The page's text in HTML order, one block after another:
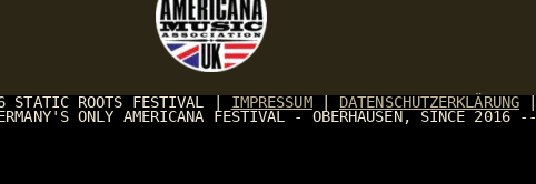
STATIC ROOTS FESTIVAL IMPRESSUM| DATENSCHUTZERKLÄRUNG
ONLY AMERICANA FESTIVAL - OBERHAUSEN, SINCE 2016 --